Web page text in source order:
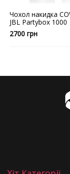
Чохол накидка
JBL Partybox 1000
2700 грн